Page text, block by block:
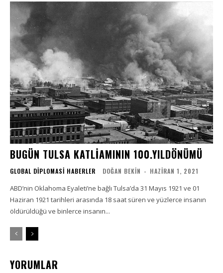
BUGÜN TULSA KATLİAMININ 100.YILDÖNÜMÜ
GLOBAL DIPLOMASI HABERLER DOĞAN BEKIN - HAZIRAN 1, 2021
ABD’nin Oklahoma Eyaleti’ne bağlı Tulsa’da 31 Mayıs 1921 ve 01
Haziran 1921 tarihleri arasında 18 saat süren ve yüzlerce insanın
öldürüldüğü ve binlerce insanın...
YORUMLAR